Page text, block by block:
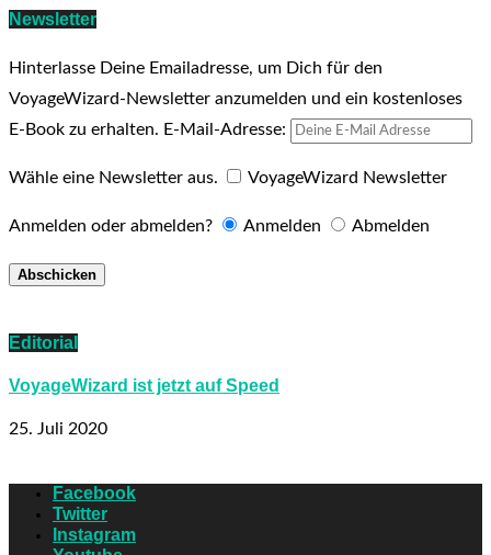
Newsletter
Hinterlasse Deine Emailadresse, um Dich für den
VoyageWizard-Newsletter anzumelden und ein kostenloses
E-Book zu erhalten. E-Mail-Adresse:
Wähle eine Newsletter aus. VoyageWizard Newsletter
Anmelden oder abmelden? Anmelden Abmelden
Editorial
VoyageWizard ist jetzt auf Speed
25. Juli 2020
Facebook
Twitter
Instagram